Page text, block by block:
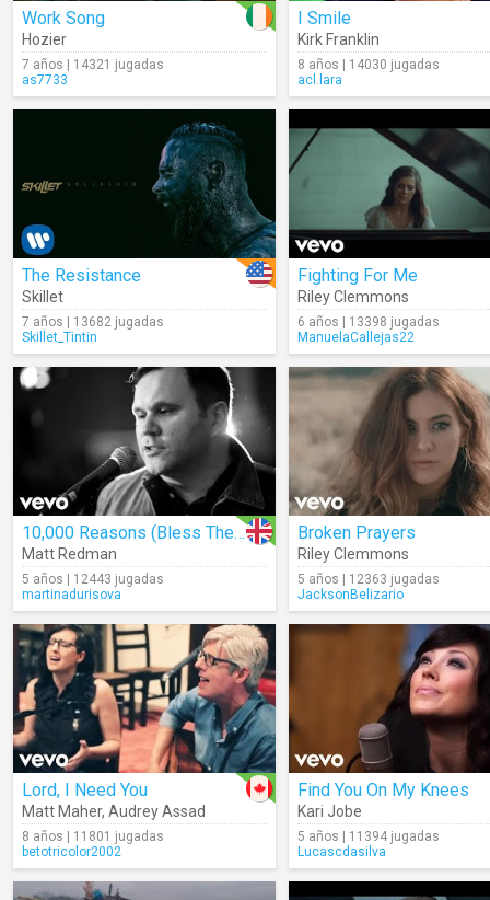
Work Song
Hozier
7 años | 14321 jugadas
as7733
I Smile
Kirk Franklin
8 años | 14030 jugadas
acl.lara
The Resistance
Skillet
7 años | 13682 jugadas
Skillet_Tintin
Fighting For Me
Riley Clemmons
6 años | 13398 jugadas
ManuelaCallejas22
10,000 Reasons (Bless The Lord)
Matt Redman
5 años | 12443 jugadas
martinadurisova
Broken Prayers
Riley Clemmons
5 años | 12363 jugadas
JacksonBelizario
Lord, I Need You
Matt Maher, Audrey Assad
8 años | 11801 jugadas
betotricolor2002
Find You On My Knees
Kari Jobe
5 años | 11394 jugadas
Lucascdasilva